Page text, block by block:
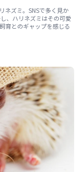
ネズミ。SNSで多く見か
、ハリネズミはその可愛
育とのギャップを感じる